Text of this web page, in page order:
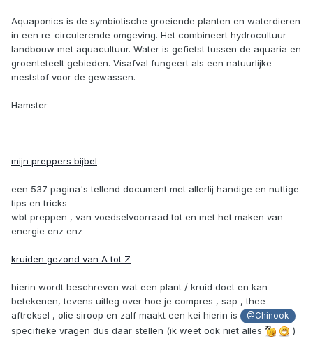
Aquaponics is de symbiotische groeiende planten en waterdieren
in een re-circulerende omgeving. Het combineert hydrocultuur
landbouw met aquacultuur. Water is gefietst tussen de aquaria en
groenteteelt gebieden. Visafval fungeert als een natuurlijke
meststof voor de gewassen.
Hamster
mijn preppers bijbel
een 537 pagina's tellend document met allerlij handige en nuttige
tips en tricks
wbt preppen , van voedselvoorraad tot en met het maken van
energie enz enz
kruiden gezond van A tot Z
hierin wordt beschreven wat een plant / kruid doet en kan
betekenen, tevens uitleg over hoe je compres , sap , thee
aftreksel , olie siroop en zalf maakt een kei hierin is
@Chinook
specifieke vragen dus daar stellen (ik weet ook niet alles )